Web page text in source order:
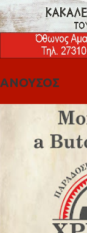
ΑΝΟΥΣΟΣ